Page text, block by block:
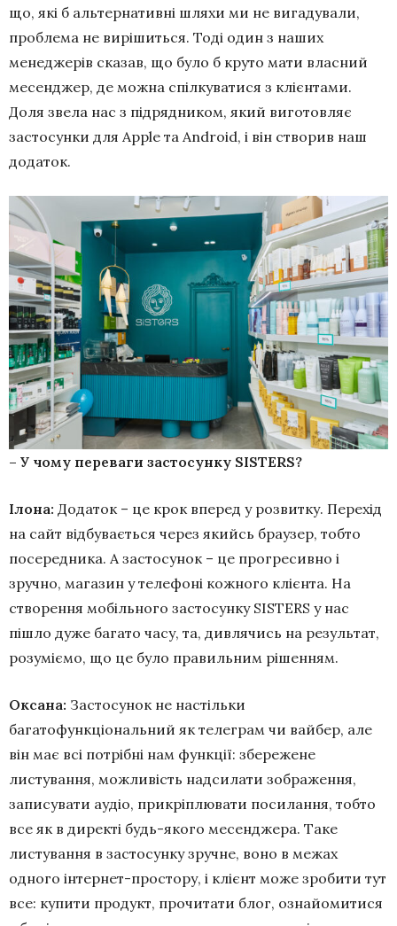
що, які б альтернативні шляхи ми не вигадували,
проблема не вирішиться. Тоді один з наших
менеджерів сказав, що було б круто мати власний
месенджер, де можна спілкуватися з клієнтами.
Доля звела нас з підрядником, який виготовляє
застосунки для Apple та Android, і він створив наш
додаток.
– У чому переваги застосунку SISTERS?
Ілона: Додаток – це крок вперед у розвитку. Перехід
на сайт відбувається через якийсь браузер, тобто
посередника. А застосунок – це прогресивно і
зручно, магазин у телефоні кожного клієнта. На
створення мобільного застосунку SISTERS у нас
пішло дуже багато часу, та, дивлячись на результат,
розуміємо, що це було правильним рішенням.
Оксана: Застосунок не настільки
багатофункціональний як телеграм чи вайбер, але
він має всі потрібні нам функції: збережене
листування, можливість надсилати зображення,
записувати аудіо, прикріплювати посилання, тобто
все як в директі будь-якого месенджера. Таке
листування в застосунку зручне, воно в межах
одного інтернет-простору, і клієнт може зробити тут
все: купити продукт, прочитати блог, ознайомитися